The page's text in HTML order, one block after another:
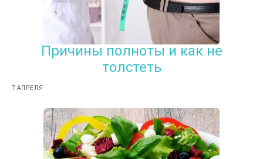
Причины полноты и как не
толстеть
7 АПРЕЛЯ